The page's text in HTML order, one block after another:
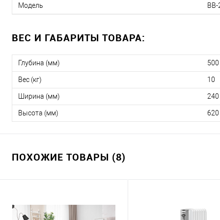
Модель
ВЕС И ГАБАРИТЫ ТОВАРА:
Глубина (мм) 500
Вес (кг) 10
Ширина (мм) 240
Высота (мм) 620
ПОХОЖИЕ ТОВАРЫ (8)